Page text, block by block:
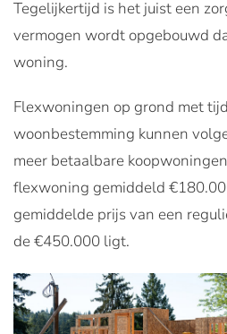
Tegelijkertijd is het juist een
vermogen wordt opgebouwd
woning.
Flexwoningen op grond met
woonbestemming kunnen
meer betaalbare
flexwoning gemiddeld
gemiddelde prijs van een
de €450.000 ligt.